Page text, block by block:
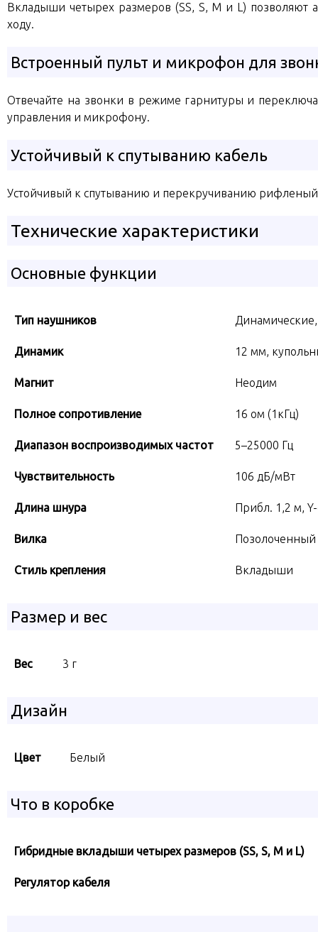
Вкладыши четырех размеров (SS, S, M и L) позволяют
ходу.
Встроенный пульт и микрофон для
Отвечайте на звонки в режиме гарнитуры и
управления и микрофону.
Устойчивый к спутыванию кабель
Устойчивый к спутыванию и перекручиванию
Технические характеристики
Основные функции
Тип наушников
Динамик 12 мм,
Магнит Неодим
Полное сопротивление 16 ом (1кГц)
Диапазон воспроизводимых частот 5–25000 Гц
Чувствительность 106 дБ/мВт
Длина шнура Прибл. 1,2 м,
Вилка
Cтиль крепления Вкладыши
Размер и вес
Вес 3 г
Дизайн
Цвет Белый
Что в коробке
Гибридные вкладыши четырех размеров (SS, S, M и L)
Регулятор кабеля